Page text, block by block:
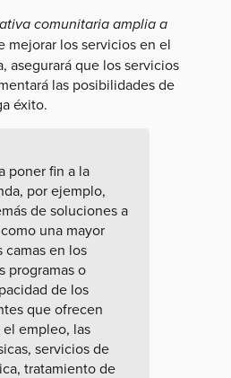
comunitaria amplia a
mejorar los servicios en el
asegurará que los servicios
las posibilidades de
éxito.
poner fin a la
por ejemplo,
de soluciones a
una mayor
en los
programas o
de los
que ofrecen
empleo, las
servicios de
tratamiento de